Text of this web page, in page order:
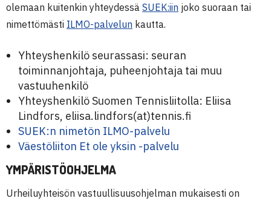
olemaan kuitenkin yhteydessä SUEK:iin joko suoraan tai
nimettömästi ILMO-palvelun kautta.
Yhteyshenkilö seurassasi: seuran
toiminnanjohtaja, puheenjohtaja tai muu
vastuuhenkilö
Yhteyshenkilö Suomen Tennisliitolla: Eliisa
Lindfors, eliisa.lindfors(at)tennis.fi
SUEK:n nimetön ILMO-palvelu
Väestöliiton Et ole yksin -palvelu
YMPÄRISTÖOHJELMA
Urheiluyhteisön vastuullisuusohjelman mukaisesti on